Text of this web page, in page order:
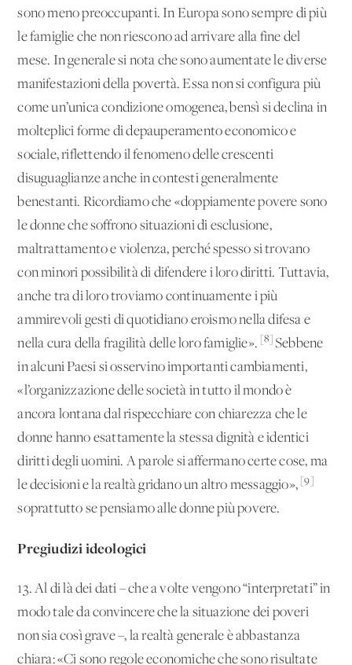
sono meno preoccupanti. In Europa sono sempre di più
le famiglie che non riescono ad arrivare alla fine del
mese. In generale si nota che sono aumentate le diverse
manifestazioni della povertà. Essa non si configura più
come un’unica condizione omogenea, bensì si declina in
molteplici forme di depauperamento economico e
sociale, riflettendo il fenomeno delle crescenti
disuguaglianze anche in contesti generalmente
benestanti. Ricordiamo che «doppiamente povere sono
le donne che soffrono situazioni di esclusione,
maltrattamento e violenza, perché spesso si trovano
con minori possibilità di difendere i loro diritti. Tuttavia,
anche tra di loro troviamo continuamente i più
ammirevoli gesti di quotidiano eroismo nella difesa e
nella cura della fragilità delle loro famiglie». [8] Sebbene
in alcuni Paesi si osservino importanti cambiamenti,
«l’organizzazione delle società in tutto il mondo è
ancora lontana dal rispecchiare con chiarezza che le
donne hanno esattamente la stessa dignità e identici
diritti degli uomini. A parole si affermano certe cose, ma
le decisioni e la realtà gridano un altro messaggio», [9]
soprattutto se pensiamo alle donne più povere.
Pregiudizi ideologici
13. Al di là dei dati – che a volte vengono “interpretati” in
modo tale da convincere che la situazione dei poveri
non sia così grave –, la realtà generale è abbastanza
chiara: «Ci sono regole economiche che sono risultate